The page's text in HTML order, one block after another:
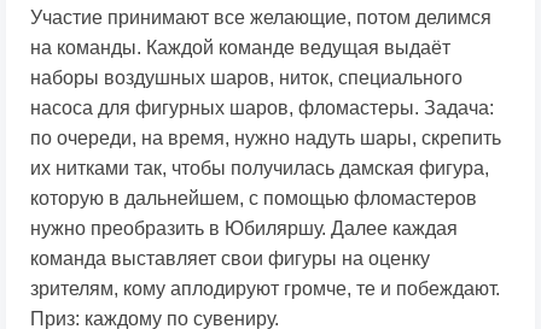
Участие принимают все желающие, потом делимся
на команды. Каждой команде ведущая выдаёт
наборы воздушных шаров, ниток, специального
насоса для фигурных шаров, фломастеры. Задача:
по очереди, на время, нужно надуть шары, скрепить
их нитками так, чтобы получилась дамская фигура,
которую в дальнейшем, с помощью фломастеров
нужно преобразить в Юбиляршу. Далее каждая
команда выставляет свои фигуры на оценку
зрителям, кому аплодируют громче, те и побеждают.
Приз: каждому по сувениру.